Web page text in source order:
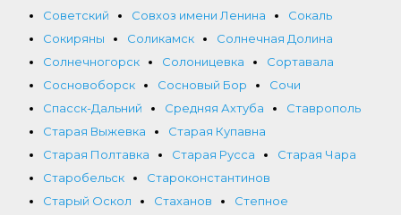
Советский
Совхоз имени Ленина
Сокаль
Сокиряны
Соликамск
Солнечная Долина
Солнечногорск
Солоницевка
Сортавала
Сосновоборск
Сосновый Бор
Сочи
Спасск-Дальний
Средняя Ахтуба
Ставрополь
Старая Выжевка
Старая Купавна
Старая Полтавка
Старая Русса
Старая Чара
Старобельск
Староконстантинов
Старый Оскол
Стаханов
Степное